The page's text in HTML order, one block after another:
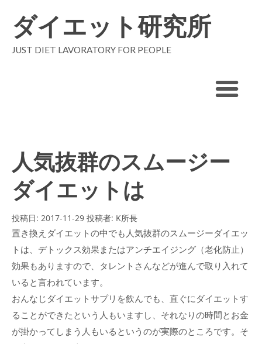
ダイエット研究所
JUST DIET LAVORATORY FOR PEOPLE
人気抜群のスムージー
ダイエットは
投稿日: 2017-11-29 投稿者: K所長
置き換えダイエットの中でも人気抜群のスムージーダイエッ
トは、デトックス効果またはアンチエイジング（老化防止）
効果もありますので、タレントさんなどが進んで取り入れて
いると言われています。
おんなじダイエットサプリを飲んでも、直ぐにダイエットす
ることができたという人もいますし、それなりの時間とお金
が掛かってしまう人もいるというのが実際のところです。そ